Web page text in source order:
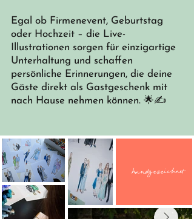
Egal ob Firmenevent, Geburtstag
oder Hochzeit – die Live-
Illustrationen sorgen für einzigartige
Unterhaltung und schaffen
persönliche Erinnerungen, die deine
Gäste direkt als Gastgeschenk mit
nach Hause nehmen können. 🌟✍️
handgezeichnet